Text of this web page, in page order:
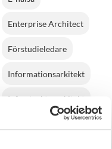
Enterprise Architect
Förstudieledare
Informationsarkitekt
Infrastrukturarkitekt